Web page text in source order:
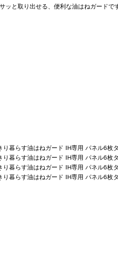
ッと取り出せる、便利な油はねガードで